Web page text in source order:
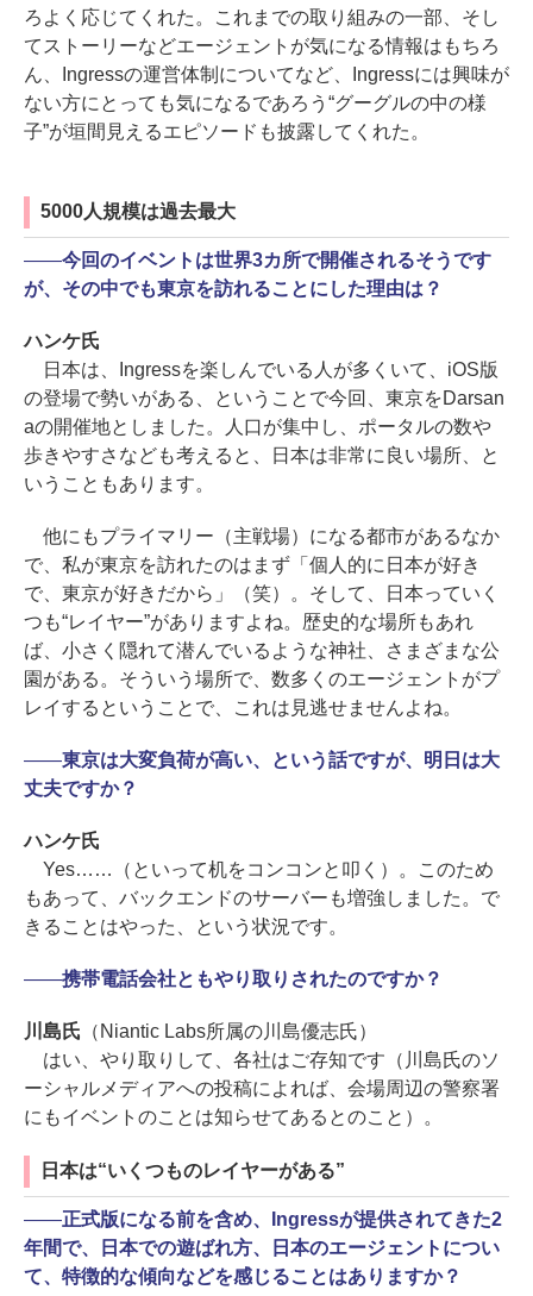
ろよく応じてくれた。これまでの取り組みの一部、そし
てストーリーなどエージェントが気になる情報はもちろ
ん、Ingressの運営体制についてなど、Ingressには興味が
ない方にとっても気になるであろう“グーグルの中の様
子”が垣間見えるエピソードも披露してくれた。
5000人規模は過去最大
――今回のイベントは世界3カ所で開催されるそうです
が、その中でも東京を訪れることにした理由は？
ハンケ氏
日本は、Ingressを楽しんでいる人が多くいて、iOS版
の登場で勢いがある、ということで今回、東京をDarsan
aの開催地としました。人口が集中し、ポータルの数や
歩きやすさなども考えると、日本は非常に良い場所、と
いうこともあります。
他にもプライマリー（主戦場）になる都市があるなか
で、私が東京を訪れたのはまず「個人的に日本が好き
で、東京が好きだから」（笑）。そして、日本っていく
つも“レイヤー”がありますよね。歴史的な場所もあれ
ば、小さく隠れて潜んでいるような神社、さまざまな公
園がある。そういう場所で、数多くのエージェントがプ
レイするということで、これは見逃せませんよね。
――東京は大変負荷が高い、という話ですが、明日は大
丈夫ですか？
ハンケ氏
Yes……（といって机をコンコンと叩く）。このため
もあって、バックエンドのサーバーも増強しました。で
きることはやった、という状況です。
――携帯電話会社ともやり取りされたのですか？
川島氏 （Niantic Labs所属の川島優志氏）
はい、やり取りして、各社はご存知です（川島氏のソ
ーシャルメディアへの投稿によれば、会場周辺の警察署
にもイベントのことは知らせてあるとのこと）。
日本は“いくつものレイヤーがある”
――正式版になる前を含め、Ingressが提供されてきた2
年間で、日本での遊ばれ方、日本のエージェントについ
て、特徴的な傾向などを感じることはありますか？